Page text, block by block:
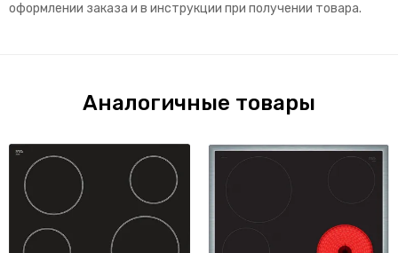
оформлении заказа и в инструкции при получении товара.
Аналогичные товары